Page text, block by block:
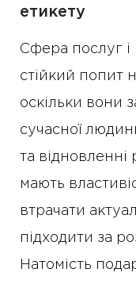
етикету
Сфера послуг і
стійкий попит
оскільки вони
сучасної
та відновленні
мають
втрачати
підходити за
Натомість